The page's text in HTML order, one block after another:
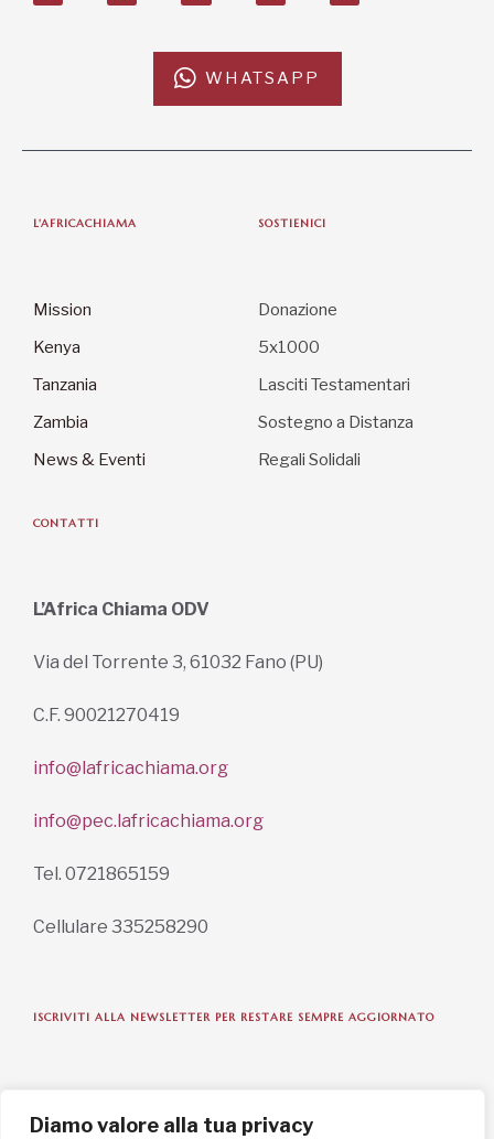
Diamo valore alla tua privacy
WHATSAPP
L'AFRICACHIAMA
Mission
Kenya
Tanzania
Zambia
News & Eventi
SOSTIENICI
Donazione
5x1000
Lasciti Testamentari
Sostegno a Distanza
Regali Solidali
CONTATTI
L’Africa Chiama ODV
Via del Torrente 3, 61032 Fano (PU)
C.F. 90021270419
info@lafricachiama.org
info@pec.lafricachiama.org
Tel. 0721865159
Cellulare 335258290
ISCRIVITI ALLA NEWSLETTER PER RESTARE SEMPRE AGGIORNATO
ISCRIVITI ORA